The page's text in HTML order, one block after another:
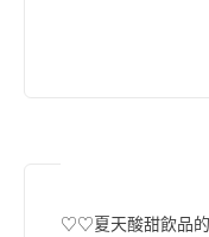
♡♡夏天酸甜飲品